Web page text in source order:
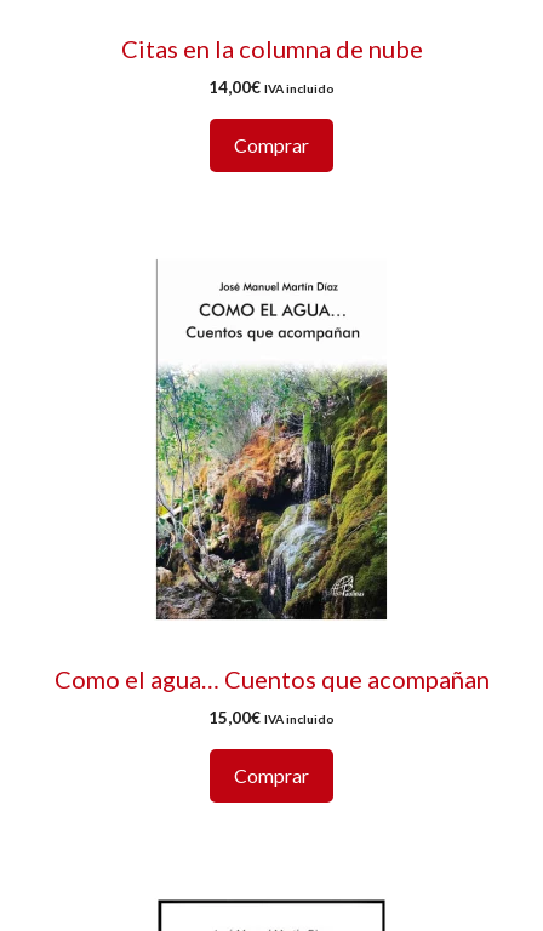
Citas en la columna de nube
14,00€ IVA incluido
Comprar
Como el agua… Cuentos que acompañan
15,00€ IVA incluido
Comprar